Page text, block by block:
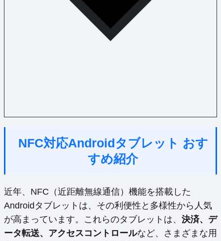
NFC対応Androidタブレット おす
すめ紹介
近年、NFC（近距離無線通信）機能を搭載した
Androidタブレットは、その利便性と多様性から人気
が高まっています。これらのタブレットは、 決済、デ
ータ転送、アクセスコントロールなど、さまざまな用